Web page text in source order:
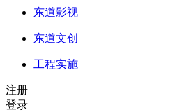
东道影视
东道文创
工程实施
注册
登录